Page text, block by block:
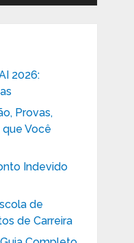
2026:
Provas,
Você
Indevido
de
de Carreira